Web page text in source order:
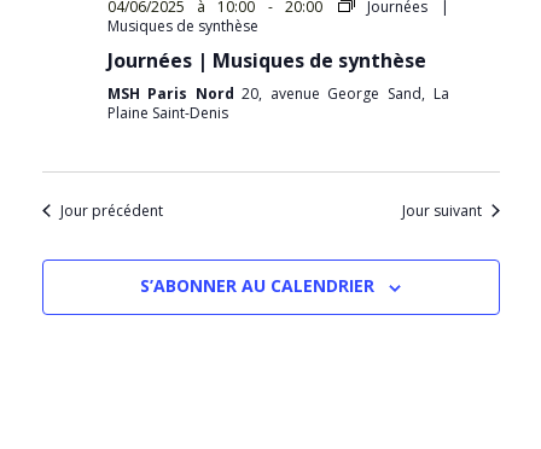
04/06/2025 à 10:00 -20:00
Journées |
Musiques de synthèse
Journées | Musiques de synthèse
MSH Paris Nord20, avenue George Sand, La
Plaine Saint-Denis
Jour précédent Jour suivant
S’ABONNER AU CALENDRIER